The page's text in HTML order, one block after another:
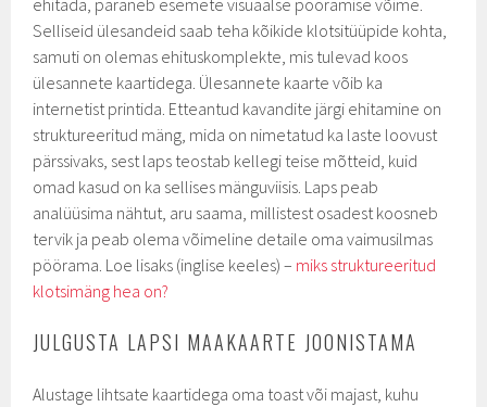
Selliseid ülesandeid saab teha kõikide klotsitüüpide kohta,
samuti on olemas ehituskomplekte, mis tulevad koos
ülesannete kaartidega. Ülesannete kaarte võib ka
internetist printida. Etteantud kavandite järgi ehitamine on
struktureeritud mäng, mida on nimetatud ka laste loovust
pärssivaks, sest laps teostab kellegi teise mõtteid, kuid
omad kasud on ka sellises mänguviisis. Laps peab
analüüsima nähtut, aru saama, millistest osadest koosneb
tervik ja peab olema võimeline detaile oma vaimusilmas
pöörama. Loe lisaks (inglise keeles) – miks struktureeritud
klotsimäng hea on?
JULGUSTA LAPSI MAAKAARTE JOONISTAMA
Alustage lihtsate kaartidega oma toast või majast, kuhu